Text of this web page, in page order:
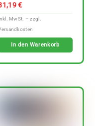
€
In den Warenkorb